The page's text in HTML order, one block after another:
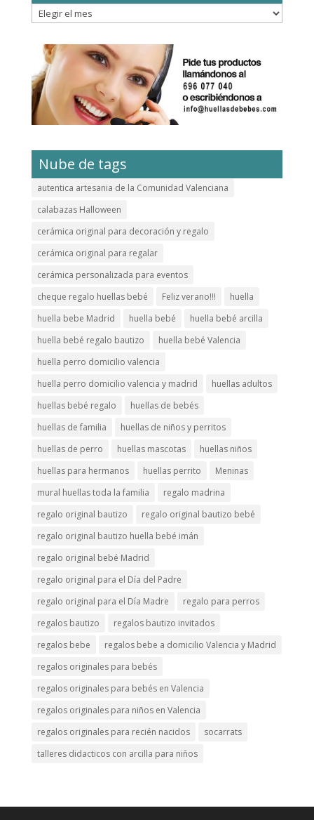
Archivos
Nube de tags
autentica artesania de la Comunidad Valenciana
calabazas Halloween
cerámica original para decoración y regalo
cerámica original para regalar
cerámica personalizada para eventos
cheque regalo huellas bebé
Feliz verano!!!
huella
huella bebe Madrid
huella bebé
huella bebé arcilla
huella bebé regalo bautizo
huella bebé Valencia
huella perro domicilio valencia
huella perro domicilio valencia y madrid
huellas adultos
huellas bebé regalo
huellas de bebés
huellas de familia
huellas de niños y perritos
huellas de perro
huellas mascotas
huellas niños
huellas para hermanos
huellas perrito
Meninas
mural huellas toda la familia
regalo madrina
regalo original bautizo
regalo original bautizo bebé
regalo original bautizo huella bebé imán
regalo original bebé Madrid
regalo original para el Día del Padre
regalo original para el Día Madre
regalo para perros
regalos bautizo
regalos bautizo invitados
regalos bebe
regalos bebe a domicilio Valencia y Madrid
regalos originales para bebés
regalos originales para bebés en Valencia
regalos originales para niños en Valencia
regalos originales para recién nacidos
socarrats
talleres didacticos con arcilla para niños